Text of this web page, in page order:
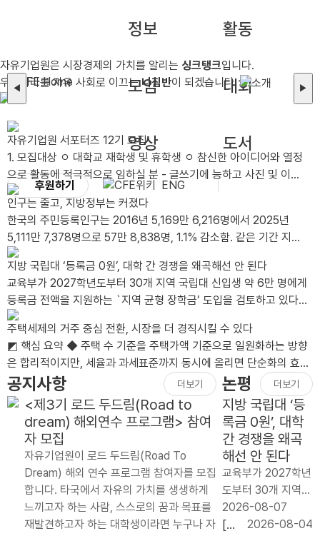
정보 활동
모임 대회
영상 도서
후원하기 ENG
자유기업원은 시장경제의 가치를 알리는 싱크탱크입니다.
우리나라를 자유 사회로 이끄는나침반이 되겠습니다.
◀ ▶
자유기업원 서포터즈 12기 모집
1. 모집대상 ㅇ 대학교 재학생 및 휴학생 ㅇ 참신한 아이디어와 열정
으로 활동에 적극적으로 임하실 분 - 글쓰기에 능하고 사진 및 이미
지 편집이 가능한 자 - 타 서포터즈 활동 유경험자 및 SNS 활용 가
능자, 그래픽툴 활용 가능자는 가산점 부여 ㅇ 2026년 12월까지 성
실한 활동이 가능한 분 - 월 2회 이상 콘텐츠(카드뉴스, 블로그, 동영
상 등) 제작이 가능한 분 - 발대식 및 수료식(비대면)에 참석 가능한
분 *발대식 일시/장소: 2026년 8월 28일 금요일 오후 1시 / 선유
도역 8번 출구 인근 어반322 5층 푸른홀 *불참시 서포터즈 자격이
박탈됩니다. 2. 모집인원 ㅇ 총 00명 3. 활동기간 ..
인구는 줄고, 지방정부는 커졌다
한국의 주민등록인구는 2016년 5,169만 6,216명에서 2025년
5,111만 7,378명으로 57만 8,838명, 1.1% 감소함. 같은 기간 지방
공무원 정원은 30만 7,566명에서 38만 4,155..
지방 국립대 ‘등록금 0원’, 대학 간 경쟁을 왜곡해선 안 된다
교육부가 2027학년도부터 30개 지역 국립대 신입생 약 6만 명에게
등록금 전액을 지원하는 `지역 균형 장학금’ 도입을 검토하고 있다.
연간 지원 규모는 약 2천억 원이..
주택세제의 거주 중심 전환, 시장을 더 경직시킬 수 있다
◩ 핵심 요약 ◆ 주택 수 기준을 주택가액 기준으로 일원화하는 방향
은 합리적이지만, 세율과 과세표준까지 동시에 올리면 단순화의 효과
가 상쇄될 수 있음.◆ 장기..
공지사항 더보기
<제3기 로드 두드림(Road to
dream) 해외연수 프로그램> 참여
자 모집
자유기업원이 로드 두드림(Road To
Dream) 해외 연수 프로그램 참여자를 모집
합니다. 타국에서 자유의 가치를 생생하게
느끼고자 하는 사람, 스스로의 꿈과 목표를
재발견하고자 하는 대학생이라면 누구나 자
논평 더보기
지방 국립대 ‘등
록금 0원’, 대학
간 경쟁을 왜곡
해선 안 된다
교육부가 2027학년
도부터 30개 지역
국립대 신입생 약 6
만 명에게 등록금 전
2026-08-07
[논
2026-08-04